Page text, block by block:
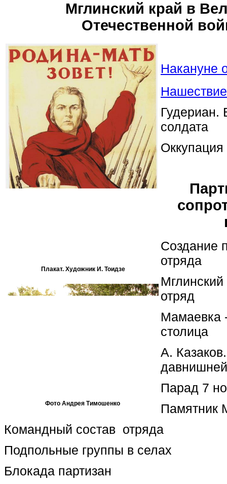
Мглинский край в
Отечественной
Плакат. Художник И. Тоидзе
Фото Андрея Тимошенко
Накануне
Нашествие
Гудериан.
солдата
Оккупация
Создание
отряда
Мглинский
отряд
Мамаевка
столица
А.
Парад 7
Памятник
Командный состав отряда
Подпольные группы в селах
Блокада партизан